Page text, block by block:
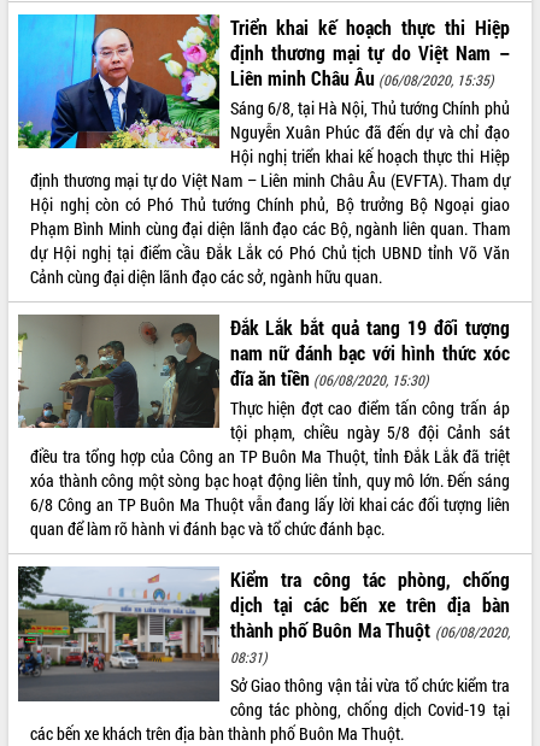
Du lịch Đắk Lắk nâng tầm trải nghiệm
du khách thông qua Hệ thống cơ sở dữ
liệu và Bản đồ số
Tập huấn ứng dụng trí tuệ nhân tạo (AI)
trong thương mại điện tử năm 2026
Đoàn đại biểu Quốc hội tỉnh Đắk Lắk
trao đổi thông tin trước Kỳ họp thứ
nhất, Quốc hội khóa XVI
Quyết liệt cải cách hành chính, khơi
thông nguồn lực phát triển
Nâng cao hiệu lực, hiệu quả HĐND
tỉnh thông qua hiện đại hóa hành chính
Xã Ea Phê gắn cải cách hành chính với
chuyển đổi số
Phó Chủ tịch Thường trực UBND tỉnh
Hồ Thị Nguyên Thảo làm việc tại Trung
tâm Phục vụ hành chính công xã Ea
Phê
Xây dựng nền hành chính số đồng
hành cùng nông dân dân, doanh nghiệp
Giai đoạn 2026-2030, Đắk Lắk phấn
đấu có 77% xã đạt chuẩn nông thôn
mới
Chuyển đổi số 'mở đường' cho nông
nghiệp Đắk Lắk tăng trưởng bứt phá
Triển khai đồng bộ đo đạc, lập hồ sơ
địa chính, hoàn thiện cơ sở dữ liệu đất
đai
Triển khai kế hoạch thực thi Hiệp
định thương mại tự do Việt Nam –
Liên minh Châu Âu (06/08/2020, 15:35)
Sáng 6/8, tại Hà Nội, Thủ tướng Chính phủ
Nguyễn Xuân Phúc đã đến dự và chỉ đạo
Hội nghị triển khai kế hoạch thực thi Hiệp
định thương mại tự do Việt Nam – Liên minh Châu Âu (EVFTA). Tham dự
Hội nghị còn có Phó Thủ tướng Chính phủ, Bộ trưởng Bộ Ngoại giao
Phạm Bình Minh cùng đại diện lãnh đạo các Bộ, ngành liên quan. Tham
dự Hội nghị tại điểm cầu Đắk Lắk có Phó Chủ tịch UBND tỉnh Võ Văn
Cảnh cùng đại diện lãnh đạo các sở, ngành hữu quan.
Đắk Lắk bắt quả tang 19 đối tượng
nam nữ đánh bạc với hình thức xóc
đĩa ăn tiền (06/08/2020, 15:30)
Thực hiện đợt cao điểm tấn công trấn áp
tội phạm, chiều ngày 5/8 đội Cảnh sát
điều tra tổng hợp của Công an TP Buôn Ma Thuột, tỉnh Đắk Lắk đã triệt
xóa thành công một sòng bạc hoạt động liên tỉnh, quy mô lớn. Đến sáng
6/8 Công an TP Buôn Ma Thuột vẫn đang lấy lời khai các đối tượng liên
quan để làm rõ hành vi đánh bạc và tổ chức đánh bạc.
Kiểm tra công tác phòng, chống
dịch tại các bến xe trên địa bàn
thành phố Buôn Ma Thuột (06/08/2020,
08:31)
Sở Giao thông vận tải vừa tổ chức kiểm tra
công tác phòng, chống dịch Covid-19 tại
các bến xe khách trên địa bàn thành phố Buôn Ma Thuột.